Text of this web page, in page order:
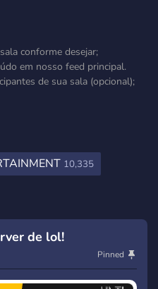
conforme desejar;
em nosso feed principal.
de sua sala (opcional);
10,335
de lol!
Pinned